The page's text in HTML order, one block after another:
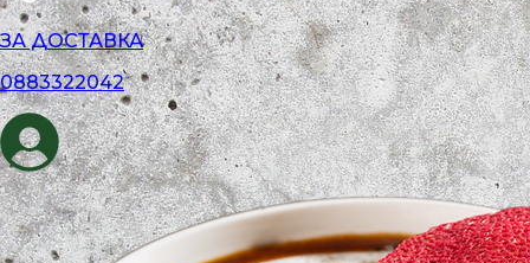
ЗА ДОСТАВКА
0883322042